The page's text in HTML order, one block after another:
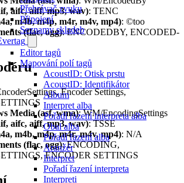
Přehrávač zvuku
Připojení
Seznamy skladeb
Editor tagů
Mapování polí tagů
AcoustID: Otisk prstu
AcoustID: Identifikátor
Album
Interpret alba
Pořadí řazení interpreta alba
Obal alba
Pořadí řazení alba
Aranžér
Interpret
Pořadí řazení interpreta
Interpreti
aifc, aiff, mp3, wav): TENC
m4b, m4p, m4r, m4v, mp4): ©too
(flac, ogg): ENCODEDBY, ENCODED-
Encoder Settings,
Media (asf, wma): WM/EncodingSettings
aifc, aiff, mp3, wav): TSSE
m4b, m4p, m4r, m4v, mp4): N/A
(flac, ogg): ENCODING,
ENCODER SETTINGS